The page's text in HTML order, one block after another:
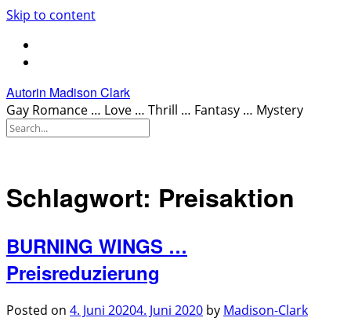
Skip to content
Autorin Madison Clark
Gay Romance … Love … Thrill … Fantasy … Mystery
Schlagwort: Preisaktion
BURNING WINGS …
Preisreduzierung
Posted on 4. Juni 20204. Juni 2020 by Madison-Clark